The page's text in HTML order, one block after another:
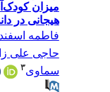
میزان
هیجانی در
فاطمه
حاجی علی
سماوی